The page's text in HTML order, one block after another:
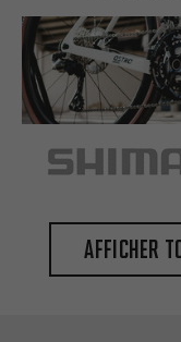
Afficher